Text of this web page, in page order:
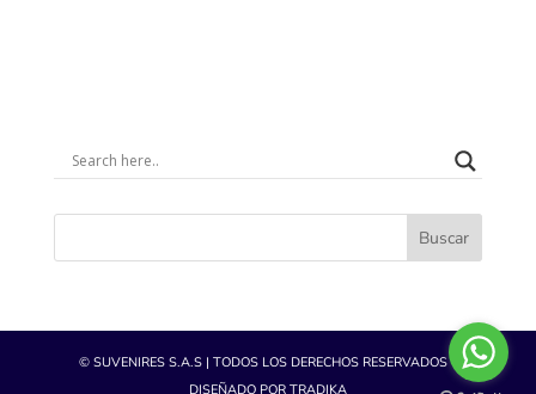
Buscar
© SUVENIRES S.A.S | TODOS LOS DERECHOS RESERVADOS -
DISEÑADO POR TRADIKA